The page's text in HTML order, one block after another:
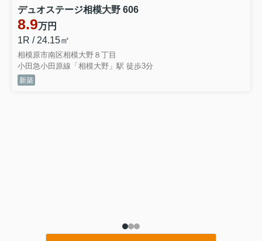
デュオステージ相模大野 606
8.9万円
1R / 24.15㎡
相模原市南区相模大野８丁目
小田急小田原線「相模大野」駅 徒歩3分
新築